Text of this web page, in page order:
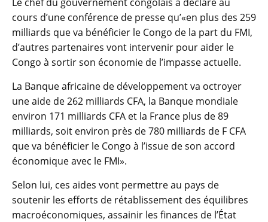
cours d’une conférence de presse qu’«en plus des 259
milliards que va bénéficier le Congo de la part du FMI,
d’autres partenaires vont intervenir pour aider le
Congo à sortir son économie de l’impasse actuelle.
La Banque africaine de développement va octroyer
une aide de 262 milliards CFA, la Banque mondiale
environ 171 milliards CFA et la France plus de 89
milliards, soit environ près de 780 milliards de F CFA
que va bénéficier le Congo à l’issue de son accord
économique avec le FMI».
Selon lui, ces aides vont permettre au pays de
soutenir les efforts de rétablissement des équilibres
macroéconomiques, assainir les finances de l’État